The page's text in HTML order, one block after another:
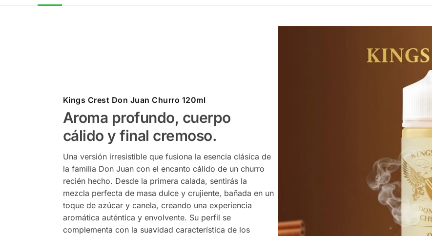
Kings Crest Don Juan Churro 120ml
Aroma profundo, cuerpo
cálido y final cremoso.
Una versión irresistible que fusiona la esencia clásica de
la familia Don Juan con el encanto cálido de un churro
recién hecho. Desde la primera calada, sentirás la
mezcla perfecta de masa dulce y crujiente, bañada en un
toque de azúcar y canela, creando una experiencia
aromática auténtica y envolvente. Su perfil se
complementa con la suavidad característica de los